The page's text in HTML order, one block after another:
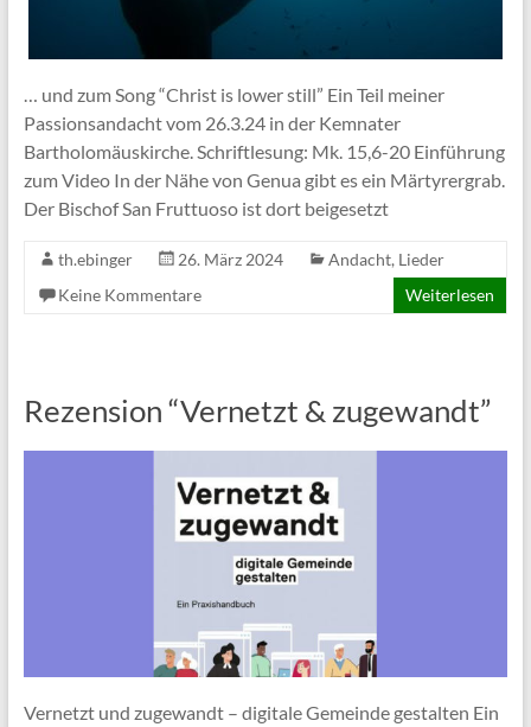
… und zum Song “Christ is lower still” Ein Teil meiner
Passionsandacht vom 26.3.24 in der Kemnater
Bartholomäuskirche. Schriftlesung: Mk. 15,6-20 Einführung
zum Video In der Nähe von Genua gibt es ein Märtyrergrab.
Der Bischof San Fruttuoso ist dort beigesetzt
th.ebinger 26. März 2024 Andacht, Lieder
Keine Kommentare
Weiterlesen
Rezension “Vernetzt & zugewandt”
Vernetzt und zugewandt – digitale Gemeinde gestalten Ein